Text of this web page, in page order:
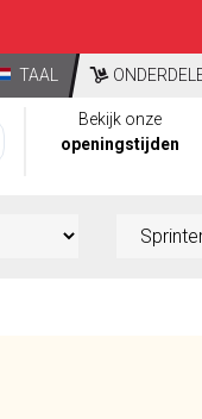
TAAL
Bekijk onze
openingstijden